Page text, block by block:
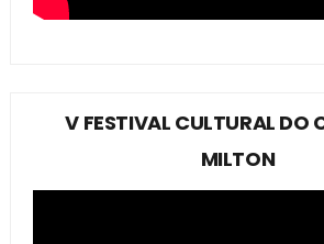
V FESTIVAL CULTURAL DO
MILTON